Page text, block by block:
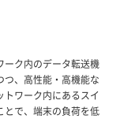
ーク内のデータ転送機
、高性能・高機能な
ワーク内にあるスイ
とで、端末の負荷を低